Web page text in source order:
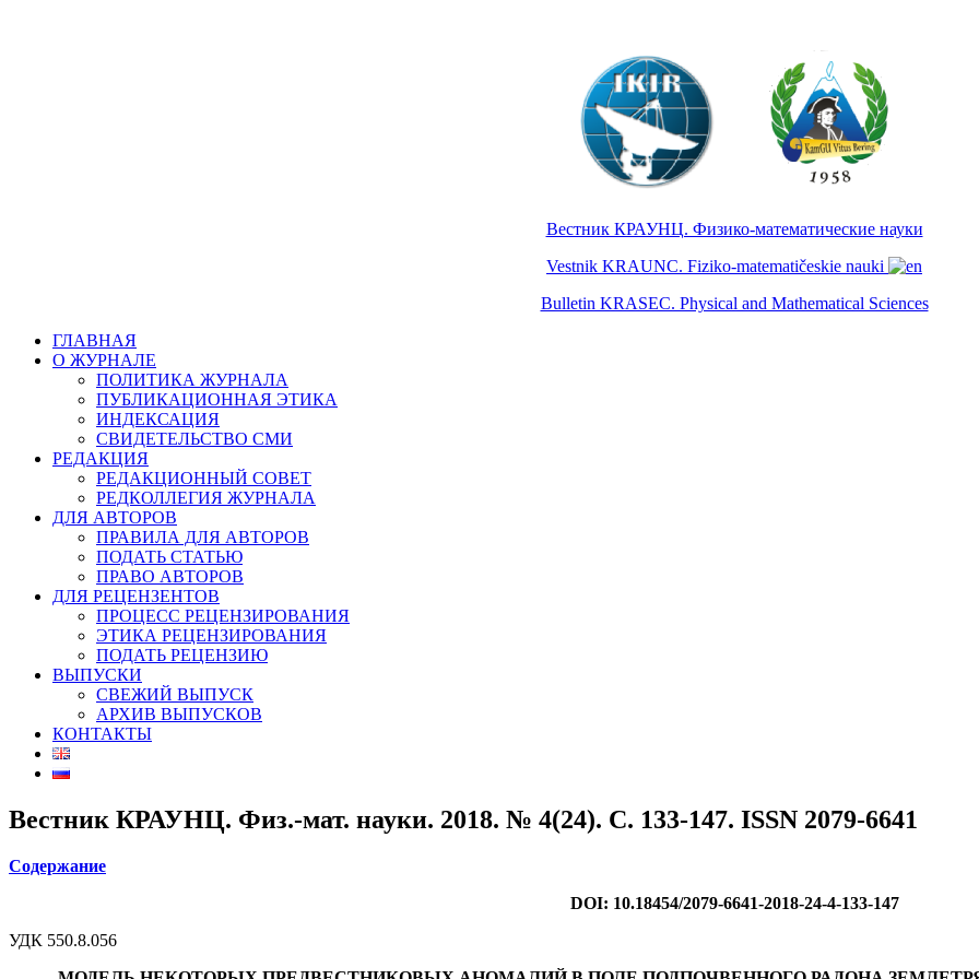
Вестник КРАУНЦ. Физико-математические науки
Vestnik KRAUNC. Fiziko-matematičeskie nauki
Bulletin KRASEC. Physical and Mathematical Sciences
ГЛАВНАЯ
О ЖУРНАЛЕ
ПОЛИТИКА ЖУРНАЛА
ПУБЛИКАЦИОННАЯ ЭТИКА
ИНДЕКСАЦИЯ
СВИДЕТЕЛЬСТВО СМИ
РЕДАКЦИЯ
РЕДАКЦИОННЫЙ СОВЕТ
РЕДКОЛЛЕГИЯ ЖУРНАЛА
ДЛЯ АВТОРОВ
ПРАВИЛА ДЛЯ АВТОРОВ
ПОДАТЬ СТАТЬЮ
ПРАВО АВТОРОВ
ДЛЯ РЕЦЕНЗЕНТОВ
ПРОЦЕСС РЕЦЕНЗИРОВАНИЯ
ЭТИКА РЕЦЕНЗИРОВАНИЯ
ПОДАТЬ РЕЦЕНЗИЮ
ВЫПУСКИ
СВЕЖИЙ ВЫПУСК
АРХИВ ВЫПУСКОВ
КОНТАКТЫ
Вестник КРАУНЦ. Физ.-мат. науки. 2018. № 4(24). C. 133-147. ISSN 2079-6641
Содержание
DOI: 10.18454/2079-6641-2018-24-4-133-147
УДК 550.8.056